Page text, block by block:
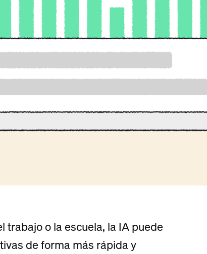
trabajo o la escuela, la IA puede
de forma más rápida y